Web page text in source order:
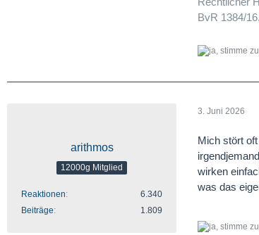
BvR 1384/16.
arithmos
12000g Mitglied
Reaktionen
6.340
Beiträge
1.809
3. Juni 2026
Mich stört
wirken
was das